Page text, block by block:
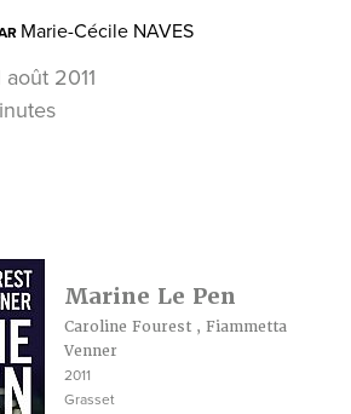
Marie-Cécile NAVES
2011
Marine Le Pen
Caroline Fourest, Fiammetta
Venner
2011
Grasset